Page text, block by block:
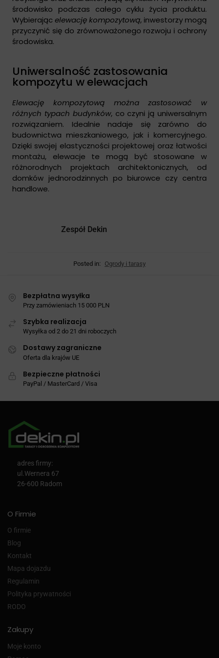
środowisko podczas całego cyklu życia produktu.
Wybierając elewację kompozytową, inwestorzy mogą
przyczynić się do zrównoważonego rozwoju i ochrony
środowiska.
Uniwersalność zastosowania
kompozytu w elewacjach
Elewację kompozytową można zastosować w
różnych typach budynków, co czyni ją uniwersalnym
rozwiązaniem. Idealnie nadaje się zarówno do
budownictwa mieszkaniowego, jak i komercyjnego.
Dzięki swojej elastyczności projektowej oraz łatwości
montażu, elewacje te mogą być stosowane w
różnorodnych projektach architektonicznych, od
domków jednorodzinnych po biurowce czy centra
handlowe.
Zespół Dekin
Posted in: Ogrody i tarasy
Bezpłatna wysyłka
Przy zamówieniach 15 000 PLN
Szybka realizacja
Wysyłka od 2 do 21 dni roboczych
Dostawy zagraniczne
Oferta dla krajów UE
Bezpieczne płatności
PayPal / MasterCard / Visa
adres firmy:
ul.Wernera 67
26-600 Radom
O Firmie
O firmie
Blog
Kontakt
Mapa dojazdu
Regulamin
Polityka prywatności
RODO
Zakupy
Moje konto